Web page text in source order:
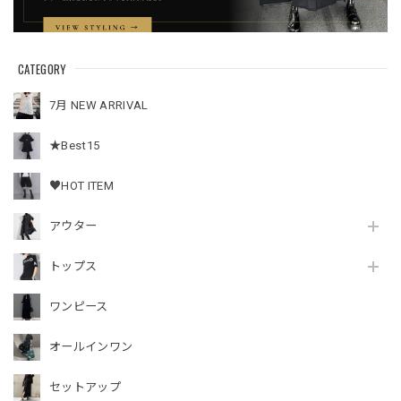
CATEGORY
7月 NEW ARRIVAL
★Best15
♥HOT ITEM
アウター
トップス
ワンピース
オールインワン
セットアップ